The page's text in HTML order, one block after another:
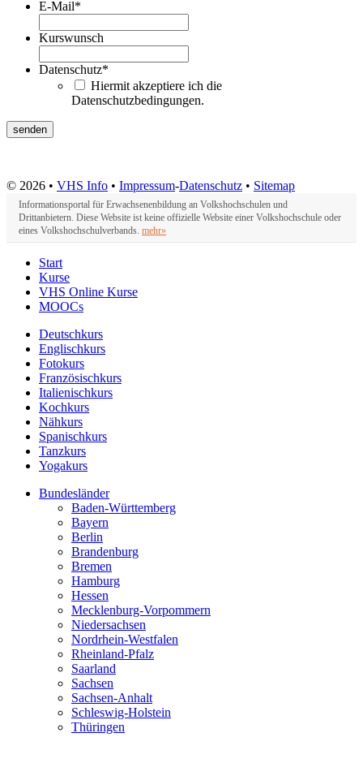
E-Mail*
Kurswunsch
Datenschutz*
Hiermit akzeptiere ich die
Datenschutzbedingungen.
© 2026 • VHS Info • Impressum-Datenschutz • Sitemap
Informationsportal für Erwachsenenbildung an Volkshochschulen und
Drittanbietern. Diese Website ist keine offizielle Website einer Volkshochschule oder
eines Volkshochschulverbands. mehr»
Start
Kurse
VHS Online Kurse
MOOCs
Deutschkurs
Englischkurs
Fotokurs
Französischkurs
Italienischkurs
Kochkurs
Nähkurs
Spanischkurs
Tanzkurs
Yogakurs
Bundesländer
Baden-Württemberg
Bayern
Berlin
Brandenburg
Bremen
Hamburg
Hessen
Mecklenburg-Vorpommern
Niedersachsen
Nordrhein-Westfalen
Rheinland-Pfalz
Saarland
Sachsen
Sachsen-Anhalt
Schleswig-Holstein
Thüringen